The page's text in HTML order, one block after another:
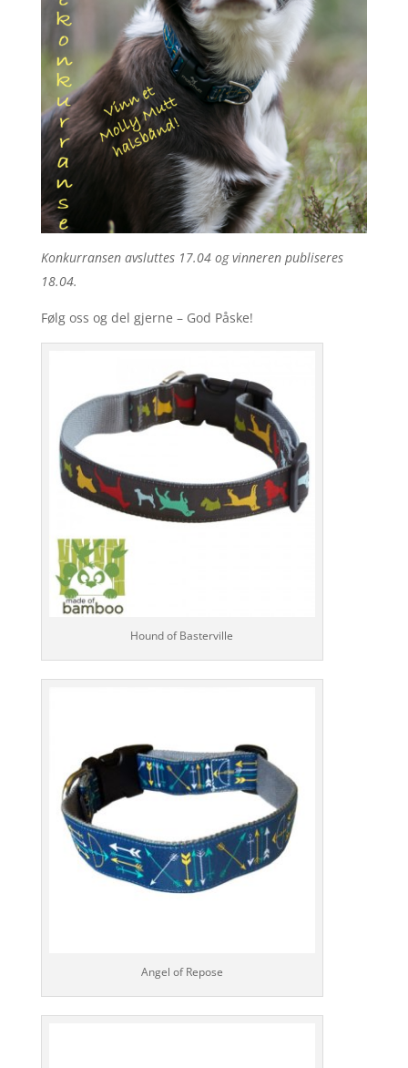
Konkurransen avsluttes 17.04 og vinneren publiseres
18.04.
Følg oss og del gjerne – God Påske!
Hound of Basterville
Angel of Repose